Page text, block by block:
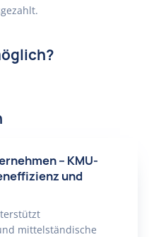
– KMU-
und
mittelständische